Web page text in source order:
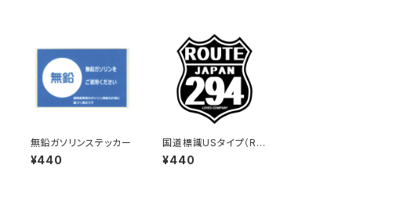
無鉛ガソリンステッカー
¥440
国道標識USタイプ（RO
UTE）ステッカー 294
号線（ブラック）
¥440